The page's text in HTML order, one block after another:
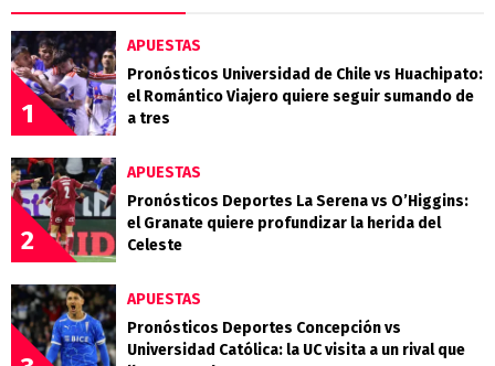
1
APUESTAS
Pronósticos Universidad de Chile vs Huachipato:
el Romántico Viajero quiere seguir sumando de
a tres
2
APUESTAS
Pronósticos Deportes La Serena vs O’Higgins:
el Granate quiere profundizar la herida del
Celeste
APUESTAS
Pronósticos Deportes Concepción vs
Universidad Católica: la UC visita a un rival que